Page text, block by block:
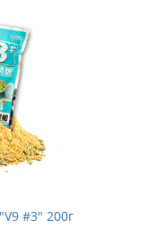
#3" 200г